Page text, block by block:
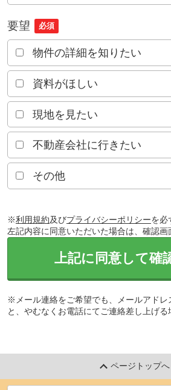
要望 必須
物件の詳細を知りたい
資料がほしい
現地を見たい
不動産会社に行きたい
その他
※利用規約及びプライバシーポリシーを必
左記内容に同意いただいた場合は、確認画
上記に同意して確
※メール連絡をご希望でも、メールアドレ
と、やむなくお電話にてご連絡差し上げる
ページトップへ